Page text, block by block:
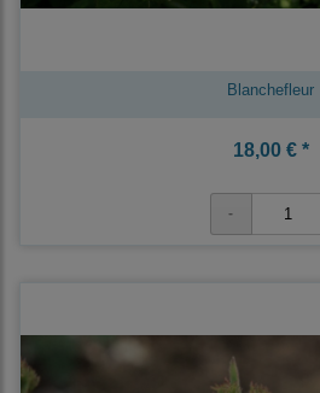
Blanchefleur
18,00 € *